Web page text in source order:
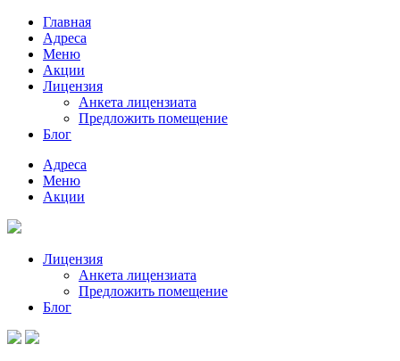
Главная
Адреса
Меню
Акции
Лицензия
Анкета лицензиата
Предложить помещение
Блог
Адреса
Меню
Акции
Лицензия
Анкета лицензиата
Предложить помещение
Блог